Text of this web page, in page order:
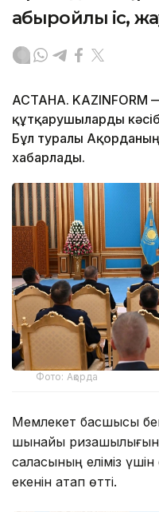
абыройлы іс,
АСТАНА. KAZINFORM
құтқарушыларды
Бұл туралы
хабарлады.
Фото: Ақорда
Мемлекет басшысы
шынайы ризашылығын
саласының еліміз
екенін атап өтті.